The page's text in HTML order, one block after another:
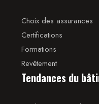
Choix des assurances
Certifications
Formations
Revêtement
Tendances du